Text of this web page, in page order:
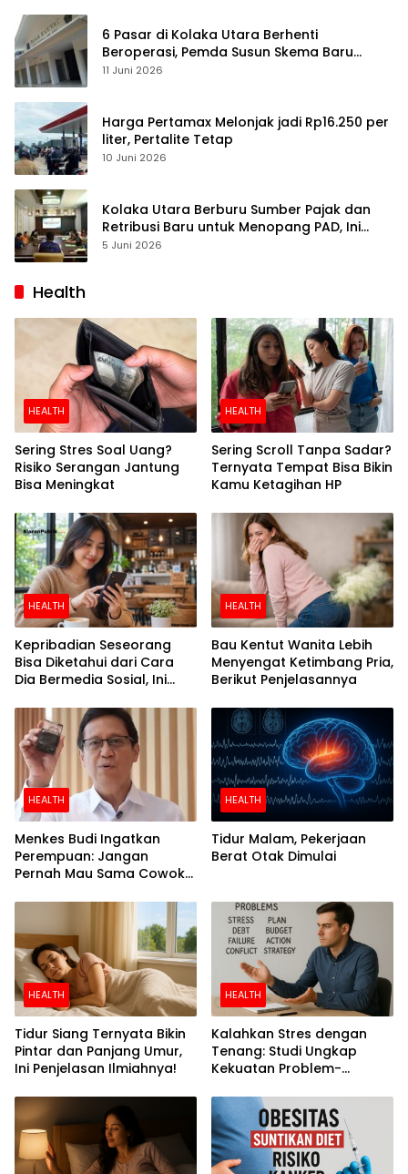
6 Pasar di Kolaka Utara Berhenti
Beroperasi, Pemda Susun Skema Baru
Pulihkan Perdagangan
11 Juni 2026
Harga Pertamax Melonjak jadi Rp16.250 per
liter, Pertalite Tetap
10 Juni 2026
Kolaka Utara Berburu Sumber Pajak dan
Retribusi Baru untuk Menopang PAD, Ini
Daftarnya
5 Juni 2026
Health
HEALTH
Sering Stres Soal Uang?
Risiko Serangan Jantung
Bisa Meningkat
HEALTH
Sering Scroll Tanpa Sadar?
Ternyata Tempat Bisa Bikin
Kamu Ketagihan HP
HEALTH
Kepribadian Seseorang
Bisa Diketahui dari Cara
Dia Bermedia Sosial, Ini
HEALTH
Bau Kentut Wanita Lebih
Menyengat Ketimbang Pria,
Berikut Penjelasannya
HEALTH
Menkes Budi Ingatkan
Perempuan: Jangan
Pernah Mau Sama Cowok
HEALTH
Tidur Malam, Pekerjaan
Berat Otak Dimulai
HEALTH
Tidur Siang Ternyata Bikin
Pintar dan Panjang Umur,
Ini Penjelasan Ilmiahnya!
HEALTH
Kalahkan Stres dengan
Tenang: Studi Ungkap
Kekuatan Problem-